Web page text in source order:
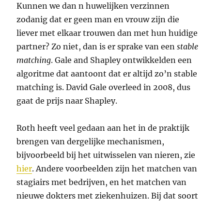
Kunnen we dan n huwelijken verzinnen
zodanig dat er geen man en vrouw zijn die
liever met elkaar trouwen dan met hun huidige
partner? Zo niet, dan is er sprake van eenstable
matching. Gale and Shapley ontwikkelden een
algoritme dat aantoont dat er altijd zo’n stable
matching is. David Gale overleed in 2008, dus
gaat de prijs naar Shapley.
Roth heeft veel gedaan aan het in de praktijk
brengen van dergelijke mechanismen,
bijvoorbeeld bij het uitwisselen van nieren, zie
hier. Andere voorbeelden zijn het matchen van
stagiairs met bedrijven, en het matchen van
nieuwe dokters met ziekenhuizen. Bij dat soort